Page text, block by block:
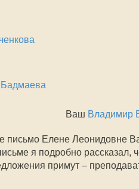
Ваш Владимир
письмо Елене Леонидовне
я подробно рассказал,
примут –